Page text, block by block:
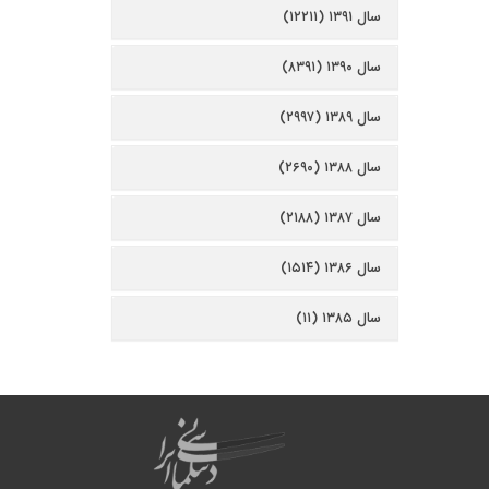
سال ۱۳۹۱ (۱۲۲۱۱)
سال ۱۳۹۰ (۸۳۹۱)
سال ۱۳۸۹ (۲۹۹۷)
سال ۱۳۸۸ (۲۶۹۰)
سال ۱۳۸۷ (۲۱۸۸)
سال ۱۳۸۶ (۱۵۱۴)
سال ۱۳۸۵ (۱۱)